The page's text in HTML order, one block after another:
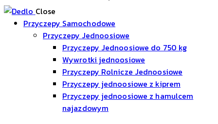
Close
Przyczepy Samochodowe
Przyczepy Jednoosiowe
Przyczepy Jednoosiowe do 750 kg
Wywrotki jednoosiowe
Przyczepy Rolnicze Jednoosiowe
Przyczepy jednoosiowe z kiprem
Przyczepy jednoosiowe z hamulcem
najazdowym